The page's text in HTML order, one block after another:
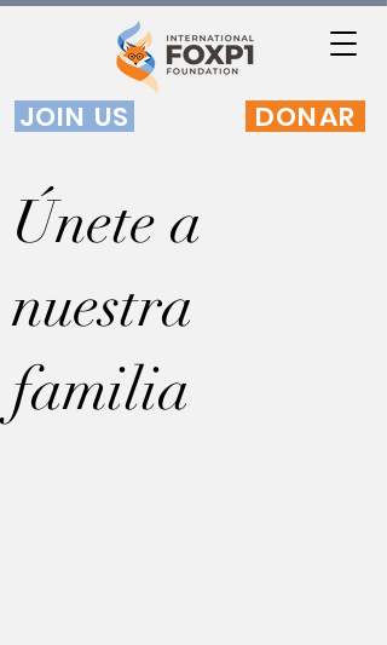
JOIN US DONAR
Únete a
nuestra
familia